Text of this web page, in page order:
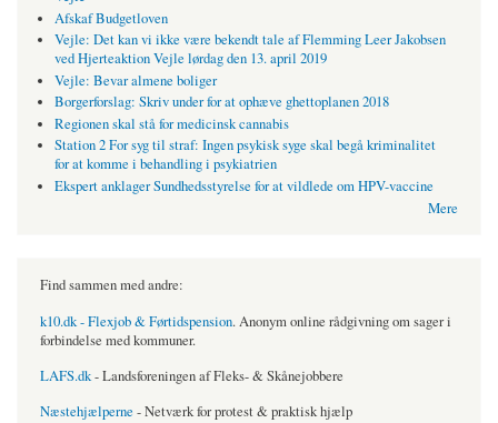
Afskaf Budgetloven
Vejle: Det kan vi ikke være bekendt tale af Flemming Leer Jakobsen
ved Hjerteaktion Vejle lørdag den 13. april 2019
Vejle: Bevar almene boliger
Borgerforslag: Skriv under for at ophæve ghettoplanen 2018
Regionen skal stå for medicinsk cannabis
Station 2 For syg til straf: Ingen psykisk syge skal begå kriminalitet
for at komme i behandling i psykiatrien
Ekspert anklager Sundhedsstyrelse for at vildlede om HPV-vaccine
Mere
Find sammen med andre:
k10.dk - Flexjob & Førtidspension. Anonym online rådgivning om sager i
forbindelse med kommuner.
LAFS.dk- Landsforeningen af Fleks- & Skånejobbere
Næstehjælperne - Netværk for protest & praktisk hjælp